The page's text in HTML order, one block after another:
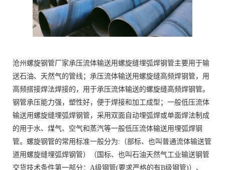
沧州螺旋钢管厂家承压流体输送用螺旋缝埋弧焊钢管主要用于输
送石油、天然气的管线；承压流体输送用螺旋缝高频焊钢管，用
高频搭接焊法焊接的，用于承压流体输送的螺旋缝高频焊钢管。
钢管承压能力强，塑性好，便于焊接和加工成型；一般低压流体
输送用螺旋缝埋弧焊钢管，采用双面自动埋弧焊或单面焊法制成
的用于水、煤气、空气和蒸汽等一般低压流体输送用埋弧焊钢
管。螺旋钢管的常用标准一般分为:（部标、也叫普通流体输送管
道用螺旋缝埋弧焊钢管）（国标、也叫石油天然气工业输送钢管
交货技术条件第一部分：A级钢管(要求严格的有B级钢管)）、